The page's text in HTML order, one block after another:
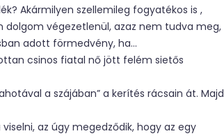
Akármilyen szellemileg fogyatékos is ,
dolgom végezetlenül, azaz nem tudva meg,
adott förmedvény, ha…
csinos fiatal nő jött felém sietős
a szájában” a kerítés rácsain át. Majd
az úgy megedződik, hogy az egy